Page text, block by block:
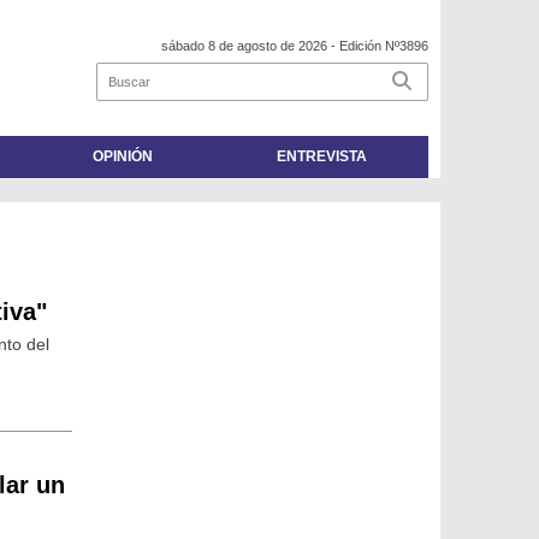
sábado 8 de agosto de 2026 - Edición Nº3896
OPINIÓN ENTREVISTA
del
un